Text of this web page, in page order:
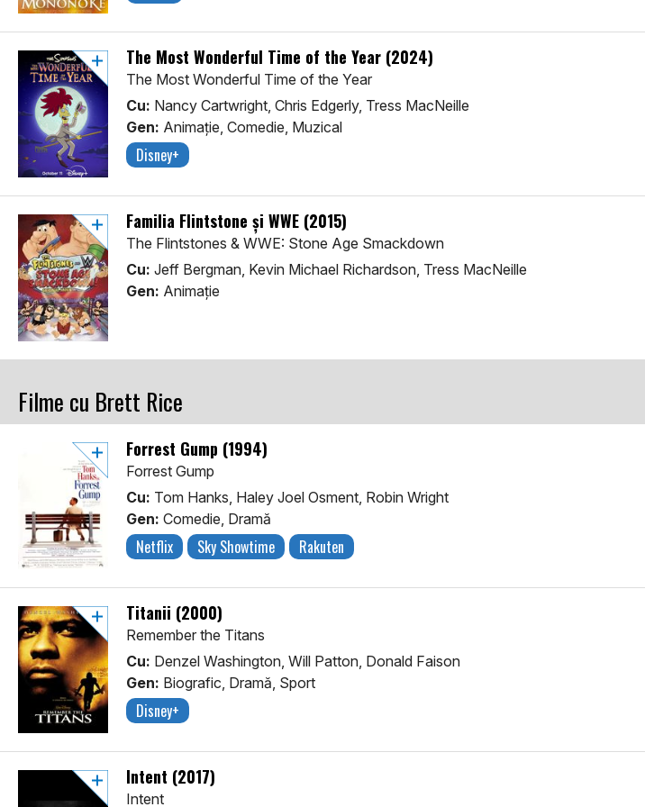
The Most Wonderful Time of the Year (2024)
The Most Wonderful Time of the Year
Cu: Nancy Cartwright, Chris Edgerly, Tress MacNeille
Gen: Animaţie, Comedie, Muzical
Disney+
Familia Flintstone și WWE (2015)
The Flintstones & WWE: Stone Age Smackdown
Cu: Jeff Bergman, Kevin Michael Richardson, Tress MacNeille
Gen: Animaţie
Filme cu Brett Rice
Forrest Gump (1994)
Forrest Gump
Cu: Tom Hanks, Haley Joel Osment, Robin Wright
Gen: Comedie, Dramă
Netflix Sky Showtime Rakuten
Titanii (2000)
Remember the Titans
Cu: Denzel Washington, Will Patton, Donald Faison
Gen: Biografic, Dramă, Sport
Disney+
Intent (2017)
Intent